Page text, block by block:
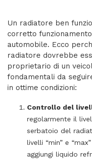
Un radiatore ben
corretto
automobile. Ecco
radiatore dovrebbe
proprietario di un
fondamentali da
in ottime condizioni:
Controllo del
regolarmente il
serbatoio del
livelli “min” e
aggiungi liquido